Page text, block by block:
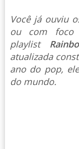
Você já ouviu
ou com foco
playlist
atualizada
ano do pop,
do mundo.